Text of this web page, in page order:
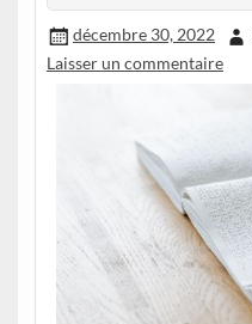
décembre 30, 2022
Laisser un commentaire